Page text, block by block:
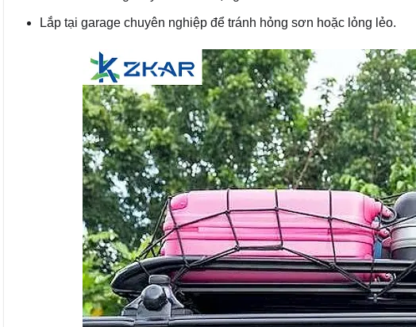
Lắp tại garage chuyên nghiệp để tránh hỏng sơn hoặc lỏng lẻo.